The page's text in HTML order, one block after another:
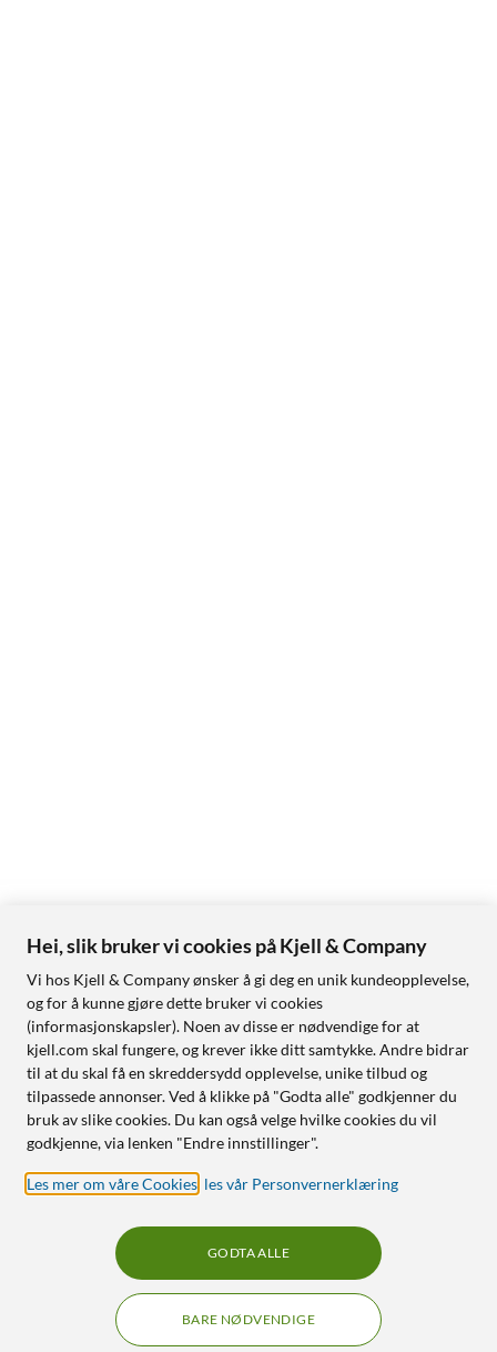
Hei, slik bruker vi cookies på Kjell & Company
Vi hos Kjell & Company ønsker å gi deg en unik kundeopplevelse,
og for å kunne gjøre dette bruker vi cookies
(informasjonskapsler). Noen av disse er nødvendige for at
kjell.com skal fungere, og krever ikke ditt samtykke. Andre bidrar
til at du skal få en skreddersydd opplevelse, unike tilbud og
tilpassede annonser. Ved å klikke på "Godta alle" godkjenner du
bruk av slike cookies. Du kan også velge hvilke cookies du vil
godkjenne, via lenken "Endre innstillinger".
Les mer om våre Cookies les vår Personvernerklæring
BARE NØDVENDIGE
GODTA ALLE